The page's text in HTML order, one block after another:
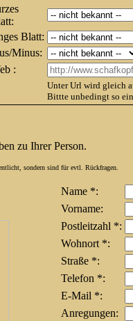
Blatt:
Minus:
:
Unter Url wird gleich
Bittte unbedingt so
zu Ihrer Person.
sondern sind für evtl. Rückfragen.
Name *:
Vorname:
Postleitzahl *:
Wohnort *:
Straße *:
Telefon *:
E-Mail *:
Anregungen: